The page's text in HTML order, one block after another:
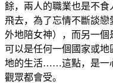
餘，兩人的職業也是不
飛去，為了忘情不斷談
外地陪女神），而另一
可以是任何一個國家或
地的生活……這點，是一
觀眾都會受。